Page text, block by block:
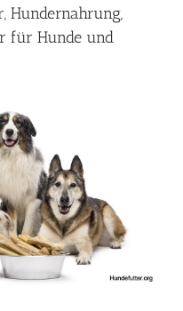
Hundernahrung,
für Hunde und